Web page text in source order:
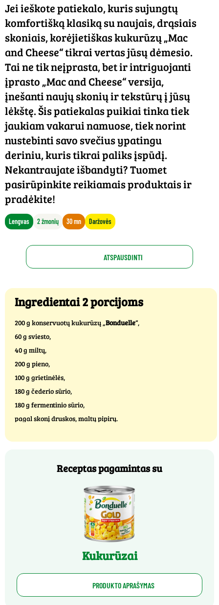
Jei ieškote patiekalo, kuris sujungtų
komfortišką klasiką su naujais, drąsiais
skoniais, korėjietiškas kukurūzų „Mac
and Cheese“ tikrai vertas jūsų dėmesio.
Tai ne tik neįprasta, bet ir intriguojanti
įprasto „Mac and Cheese“ versija,
įnešanti naujų skonių ir tekstūrų į jūsų
lėkštę. Šis patiekalas puikiai tinka tiek
jaukiam vakarui namuose, tiek norint
nustebinti savo svečius ypatingu
deriniu, kuris tikrai paliks įspūdį.
Nekantraujate išbandyti? Tuomet
pasirūpinkite reikiamais produktais ir
pradėkite!
Lengvas 2 žmonių 30 mn Daržovės
ATSPAUSDINTI
Ingredientai 2 porcijoms
200 g konservuotų kukurūzų „Bonduelle“,
60 g sviesto,
40 g miltų,
200 g pieno,
100 g grietinėlės,
180 g čederio sūrio,
180 g fermentinio sūrio,
pagal skonį druskos, maltų pipirų.
Receptas pagamintas su
Kukurūzai
PRODUKTO APRAŠYMAS